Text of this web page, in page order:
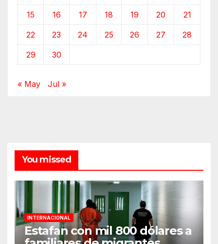
15 16 17 18 19 20 21
22 23 24 25 26 27 28
29 30
« May Jul »
You missed
INTERNACIONAL
Estafan con mil 800 dólares a